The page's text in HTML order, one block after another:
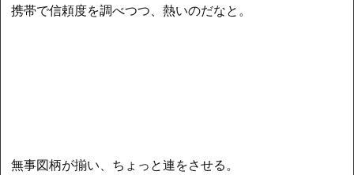
携帯で信頼度を調べつつ、熱いのだなと。
無事図柄が揃い、ちょっと連をさせる。